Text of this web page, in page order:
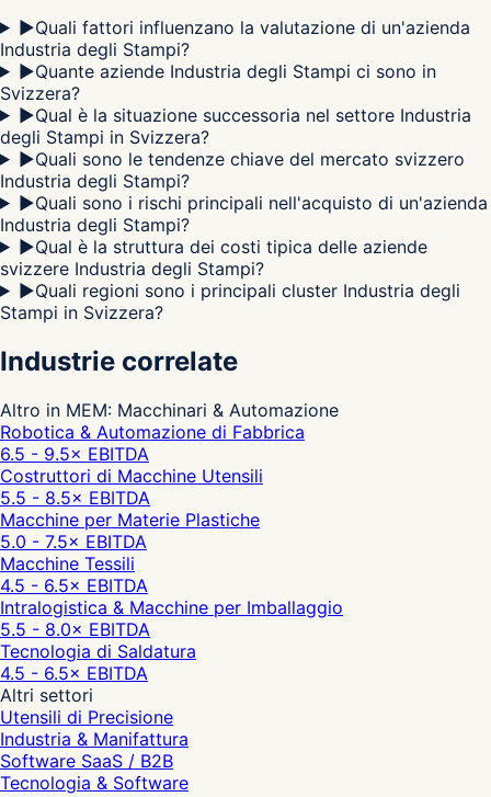
▶Quali fattori influenzano la valutazione di un'azienda
Industria degli Stampi?
▶Quante aziende Industria degli Stampi ci sono in
Svizzera?
▶Qual è la situazione successoria nel settore Industria
degli Stampi in Svizzera?
▶Quali sono le tendenze chiave del mercato svizzero
Industria degli Stampi?
▶Quali sono i rischi principali nell'acquisto di un'azienda
Industria degli Stampi?
▶Qual è la struttura dei costi tipica delle aziende
svizzere Industria degli Stampi?
▶Quali regioni sono i principali cluster Industria degli
Stampi in Svizzera?
Industrie correlate
Altro in MEM: Macchinari & Automazione
Robotica & Automazione di Fabbrica
6.5 - 9.5× EBITDA
Costruttori di Macchine Utensili
5.5 - 8.5× EBITDA
Macchine per Materie Plastiche
5.0 - 7.5× EBITDA
Macchine Tessili
4.5 - 6.5× EBITDA
Intralogistica & Macchine per Imballaggio
5.5 - 8.0× EBITDA
Tecnologia di Saldatura
4.5 - 6.5× EBITDA
Altri settori
Utensili di Precisione
Industria & Manifattura
Software SaaS / B2B
Tecnologia & Software